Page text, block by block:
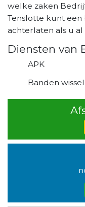
welke zaken
Tenslotte kunt
achterlaten als u
Diensten van
APK
Banden